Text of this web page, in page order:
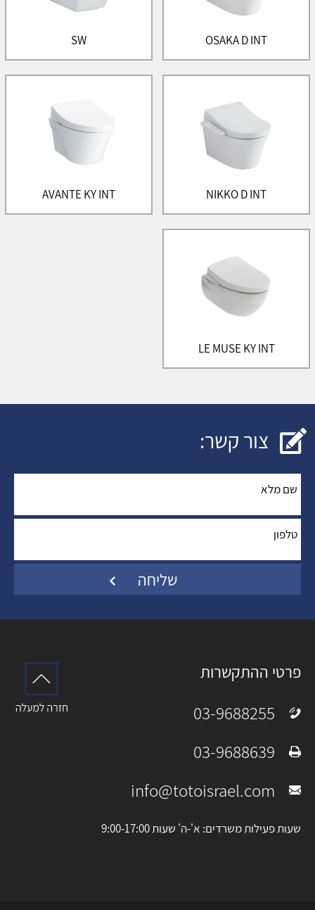
OSAKA D INT
SW
NIKKO D INT
AVANTE KY INT
LE MUSE KY INT
צור קשר:
שם מלא
טלפון
פרטי ההתקשרות
טלפון: 03-9688255
פקס: 03-9688639
מייל: info@totoisrael.com
שעות פעילות משרדים: א'-ה' שעות 9:00-17:00